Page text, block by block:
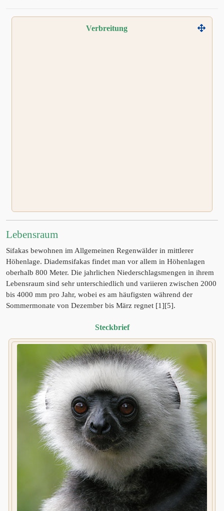
Verbreitung
Lebensraum
Sifakas bewohnen im Allgemeinen Regenwälder in mittlerer
Höhenlage. Diademsifakas findet man vor allem in Höhenlagen
oberhalb 800 Meter. Die jahrlichen Niederschlagsmengen in ihrem
Lebensraum sind sehr unterschiedlich und variieren zwischen 2000
bis 4000 mm pro Jahr, wobei es am häufigsten während der
Sommermonate von Dezember bis März regnet [1][5].
Steckbrief